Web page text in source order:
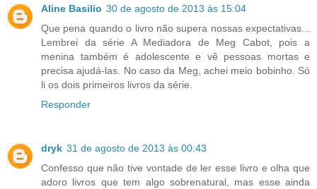
Aline Basilio 30 de agosto de 2013 às 15:04
Que pena quando o livro não supera nossas expectativas...
Lembrei da série A Mediadora de Meg Cabot, pois a
menina também é adolescente e vê pessoas mortas e
precisa ajudá-las. No caso da Meg, achei meio bobinho. Só
li os dois primeiros livros da série.
Responder
dryk 31 de agosto de 2013 às 00:43
Confesso que não tive vontade de ler esse livro e olha que
adoro livros que tem algo sobrenatural, mas esse ainda